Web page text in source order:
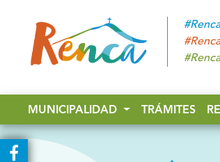
MUNICIPALIDAD TRÁMITES